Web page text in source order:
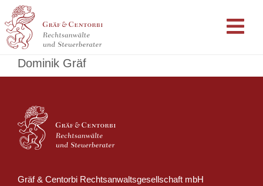
Dominik Gräf
Gräf & Centorbi Rechtsanwaltsgesellschaft mbH